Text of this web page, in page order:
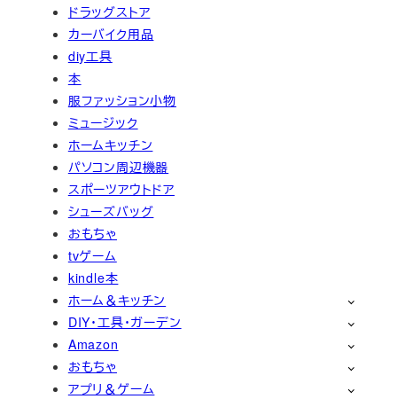
ドラッグストア
カーバイク用品
diy工具
本
服ファッション小物
ミュージック
ホームキッチン
パソコン周辺機器
スポーツアウトドア
シューズバッグ
おもちゃ
tvゲーム
kindle本
ホーム＆キッチン
DIY・工具・ガーデン
Amazon
おもちゃ
アプリ＆ゲーム